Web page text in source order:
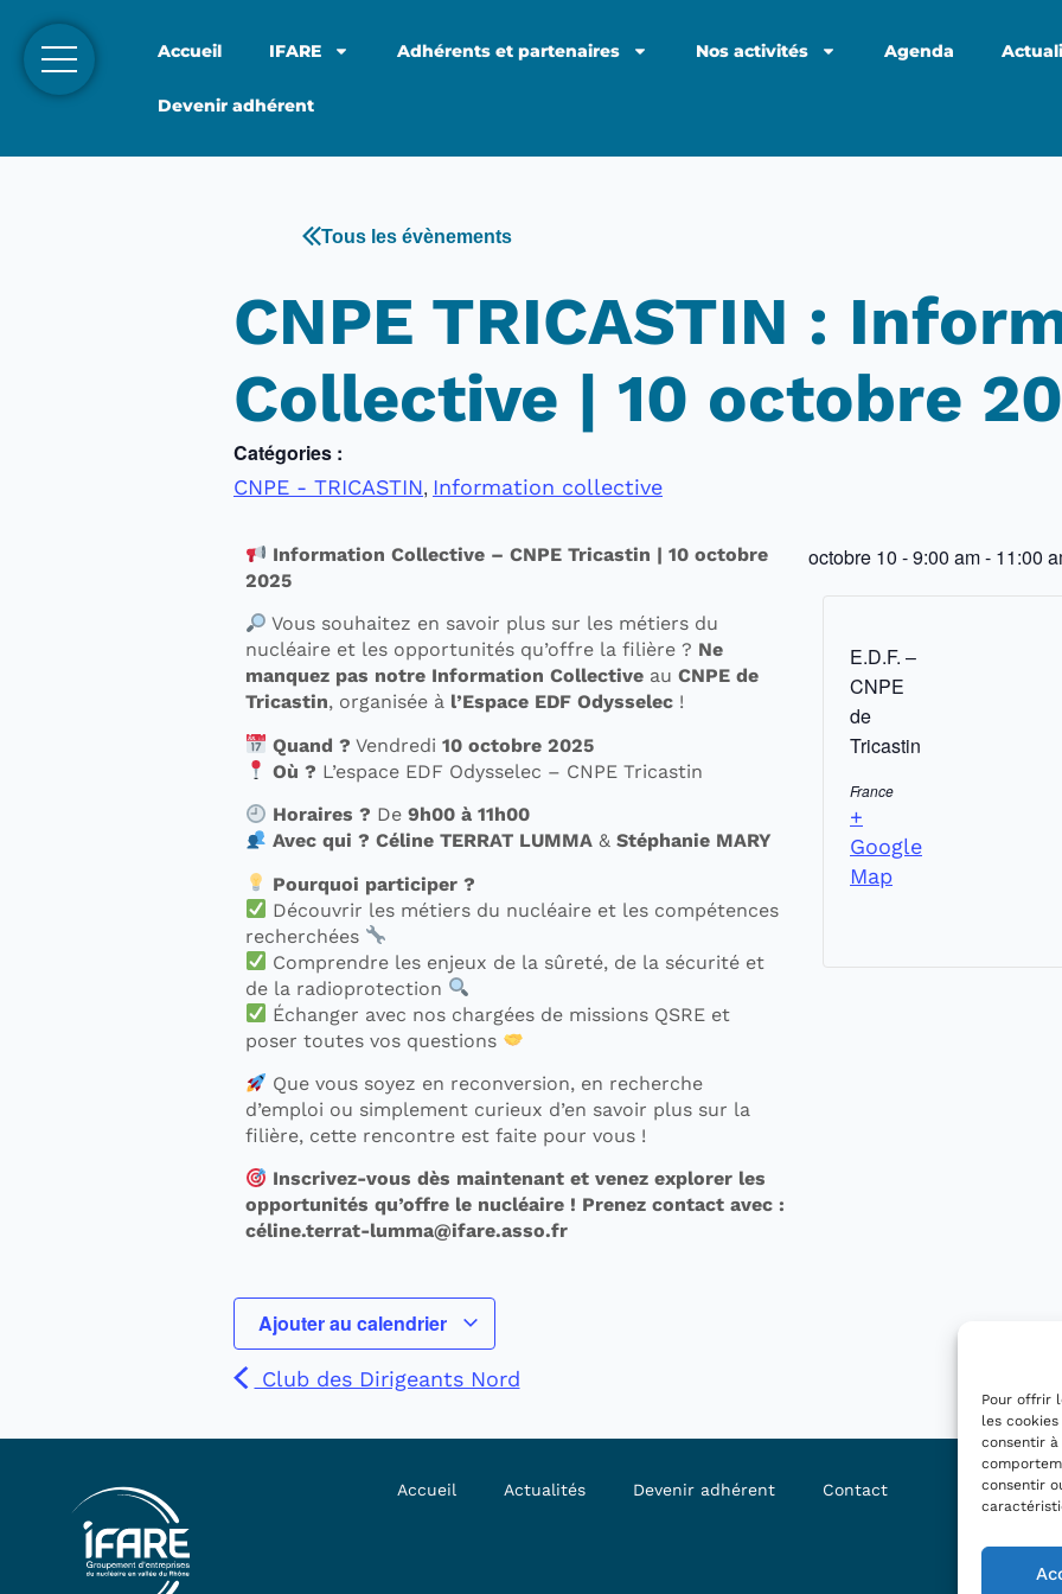
Pour offrir
les
consentir
consentir
Accueil IFARE Adhérents et partenaires Nos activités Agenda
Devenir adhérent
Tous les évènements
CNPE TRICASTIN :
Collective | 10 octobre
Catégories :
CNPE - TRICASTIN, Information collective
Information Collective – CNPE Tricastin | 10 octobre
2025
Vous souhaitez en savoir plus sur les métiers du
nucléaire et les opportunités qu’offre la filière ? Ne
manquez pas notre Information Collective au CNPE de
Tricastin, organisée à l’Espace EDF Odysselec !
Quand ? Vendredi10 octobre 2025
Où ? L’espace EDF Odysselec – CNPE Tricastin
Horaires ? De9h00 à 11h00
Avec qui ? Céline TERRAT LUMMA &Stéphanie MARY
Pourquoi participer ?
Découvrir les métiers du nucléaire et les compétences
recherchées
Comprendre les enjeux de la sûreté, de la sécurité et
de la radioprotection
Échanger avec nos chargées de missions QSRE et
poser toutes vos questions
Que vous soyez en reconversion, en recherche
d’emploi ou simplement curieux d’en savoir plus sur la
filière, cette rencontre est faite pour vous !
Inscrivez-vous dès maintenant et venez explorer les
opportunités qu’offre le nucléaire ! Prenez contact avec :
céline.terrat-lumma@ifare.asso.fr
octobre 10 -9:00 am- 11:00
E.D.F. –
CNPE
de
Tricastin
France
+
Google
Map
Ajouter au calendrier
Club des Dirigeants Nord
Accueil Actualités Devenir adhérent Contact